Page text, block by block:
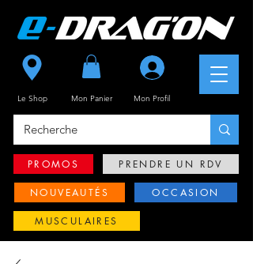
Le Shop Mon Panier
Se connecter
Mon Profil
PROMOS PRENDRE UN RDV
NOUVEAUTÉS OCCASION
MUSCULAIRES